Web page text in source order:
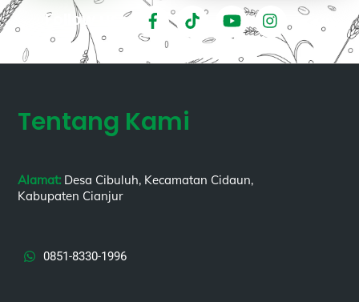
Follow us :
Tentang Kami
Alamat: Desa Cibuluh, Kecamatan Cidaun,
Kabupaten Cianjur
0851-8330-1996